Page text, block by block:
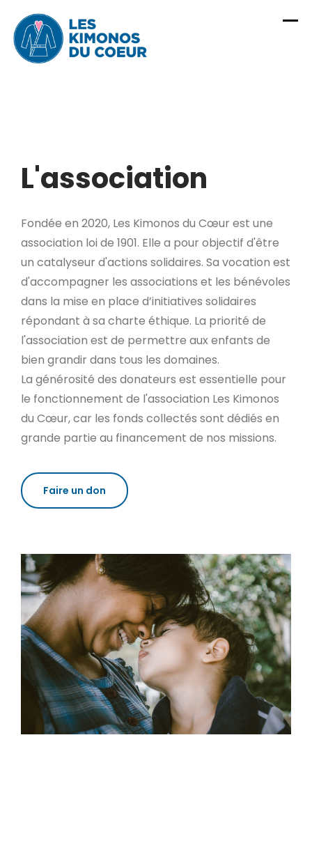
content
L'association
Fondée en 2020, Les Kimonos du Cœur est une
association loi de 1901. Elle a pour objectif d'être
un catalyseur d'actions solidaires. Sa vocation est
d'accompagner les associations et les bénévoles
dans la mise en place d’initiatives solidaires
répondant à sa charte éthique. La priorité de
l'association est de permettre aux enfants de
bien grandir dans tous les domaines.
La générosité des donateurs est essentielle pour
le fonctionnement de l'association Les Kimonos
du Cœur, car les fonds collectés sont dédiés en
grande partie au financement de nos missions.
Faire un don